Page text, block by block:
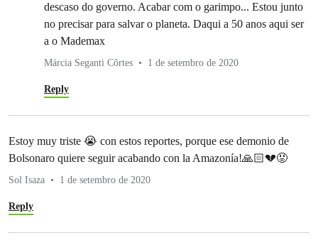
descaso do governo. Acabar com o garimpo... Estou junto
no precisar para salvar o planeta. Daqui a 50 anos aqui ser
a o Mademax
Márcia Seganti Côrtes 1 de setembro de 2020
Reply
Estoy muy triste 😭 con estos reportes, porque ese demonio de
Bolsonaro quiere seguir acabando con la Amazonía!🙏🏻💔😡
Sol Isaza 1 de setembro de 2020
Reply